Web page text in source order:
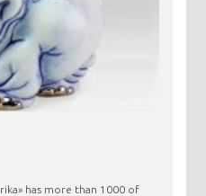
has more than 1000 of